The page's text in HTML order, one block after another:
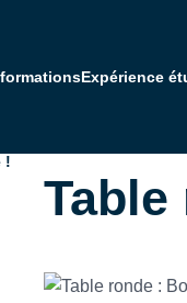
Expérience
!